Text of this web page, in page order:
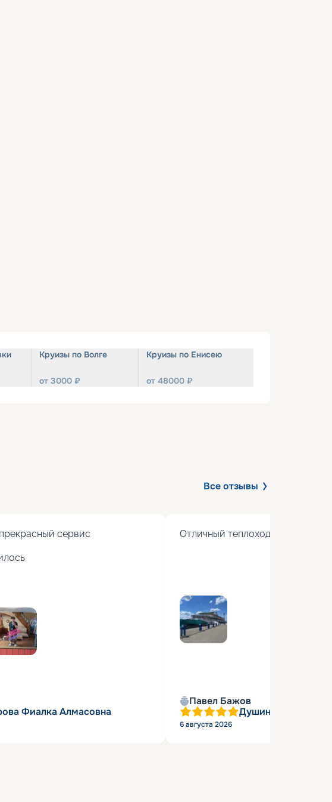
Круизы по Волге
от 3000 ₽
Круизы по Енисею
от 48000 ₽
Все отзывы
сервис
Фиалка Алмасовна
Отличный теплоход с хорошим
Павел Бажов
Душин Александр
6 августа 2026